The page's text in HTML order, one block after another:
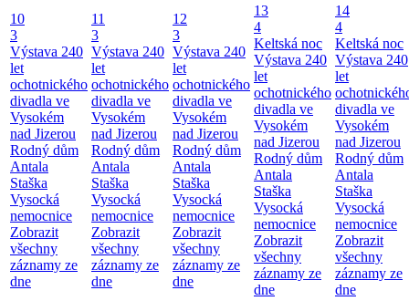
10
3
Výstava 240
let
ochotnického
divadla ve
Vysokém
nad Jizerou
Rodný dům
Antala
Staška
Vysocká
nemocnice
Zobrazit
všechny
záznamy ze
dne
11
3
Výstava 240
let
ochotnického
divadla ve
Vysokém
nad Jizerou
Rodný dům
Antala
Staška
Vysocká
nemocnice
Zobrazit
všechny
záznamy ze
dne
12
3
Výstava 240
let
ochotnického
divadla ve
Vysokém
nad Jizerou
Rodný dům
Antala
Staška
Vysocká
nemocnice
Zobrazit
všechny
záznamy ze
dne
13
4
Keltská noc
Výstava 240
let
ochotnického
divadla ve
Vysokém
nad Jizerou
Rodný dům
Antala
Staška
Vysocká
nemocnice
Zobrazit
všechny
záznamy ze
dne
14
4
Keltská noc
Výstava 240
let
divadla ve
Vysokém
nad Jizerou
Rodný dům
Antala
Staška
Vysocká
nemocnice
Zobrazit
všechny
záznamy ze
dne